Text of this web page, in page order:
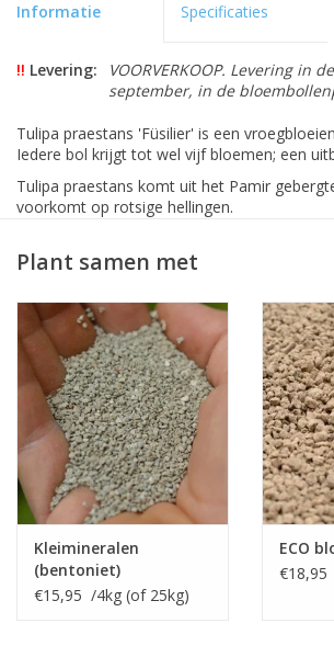
Informatie Specificaties
!! Levering:
VOORVERKOOP. Levering in
september, in de
Tulipa praestans 'Füsilier' is een
Iedere bol krijgt tot wel vijf bloemen; een
Tulipa praestans komt uit het Pamir
voorkomt op rotsige hellingen.
Plant samen met
Kleimineralen
(bentoniet)
€15,95 /4kg (of 25kg)
ECO
€18,95